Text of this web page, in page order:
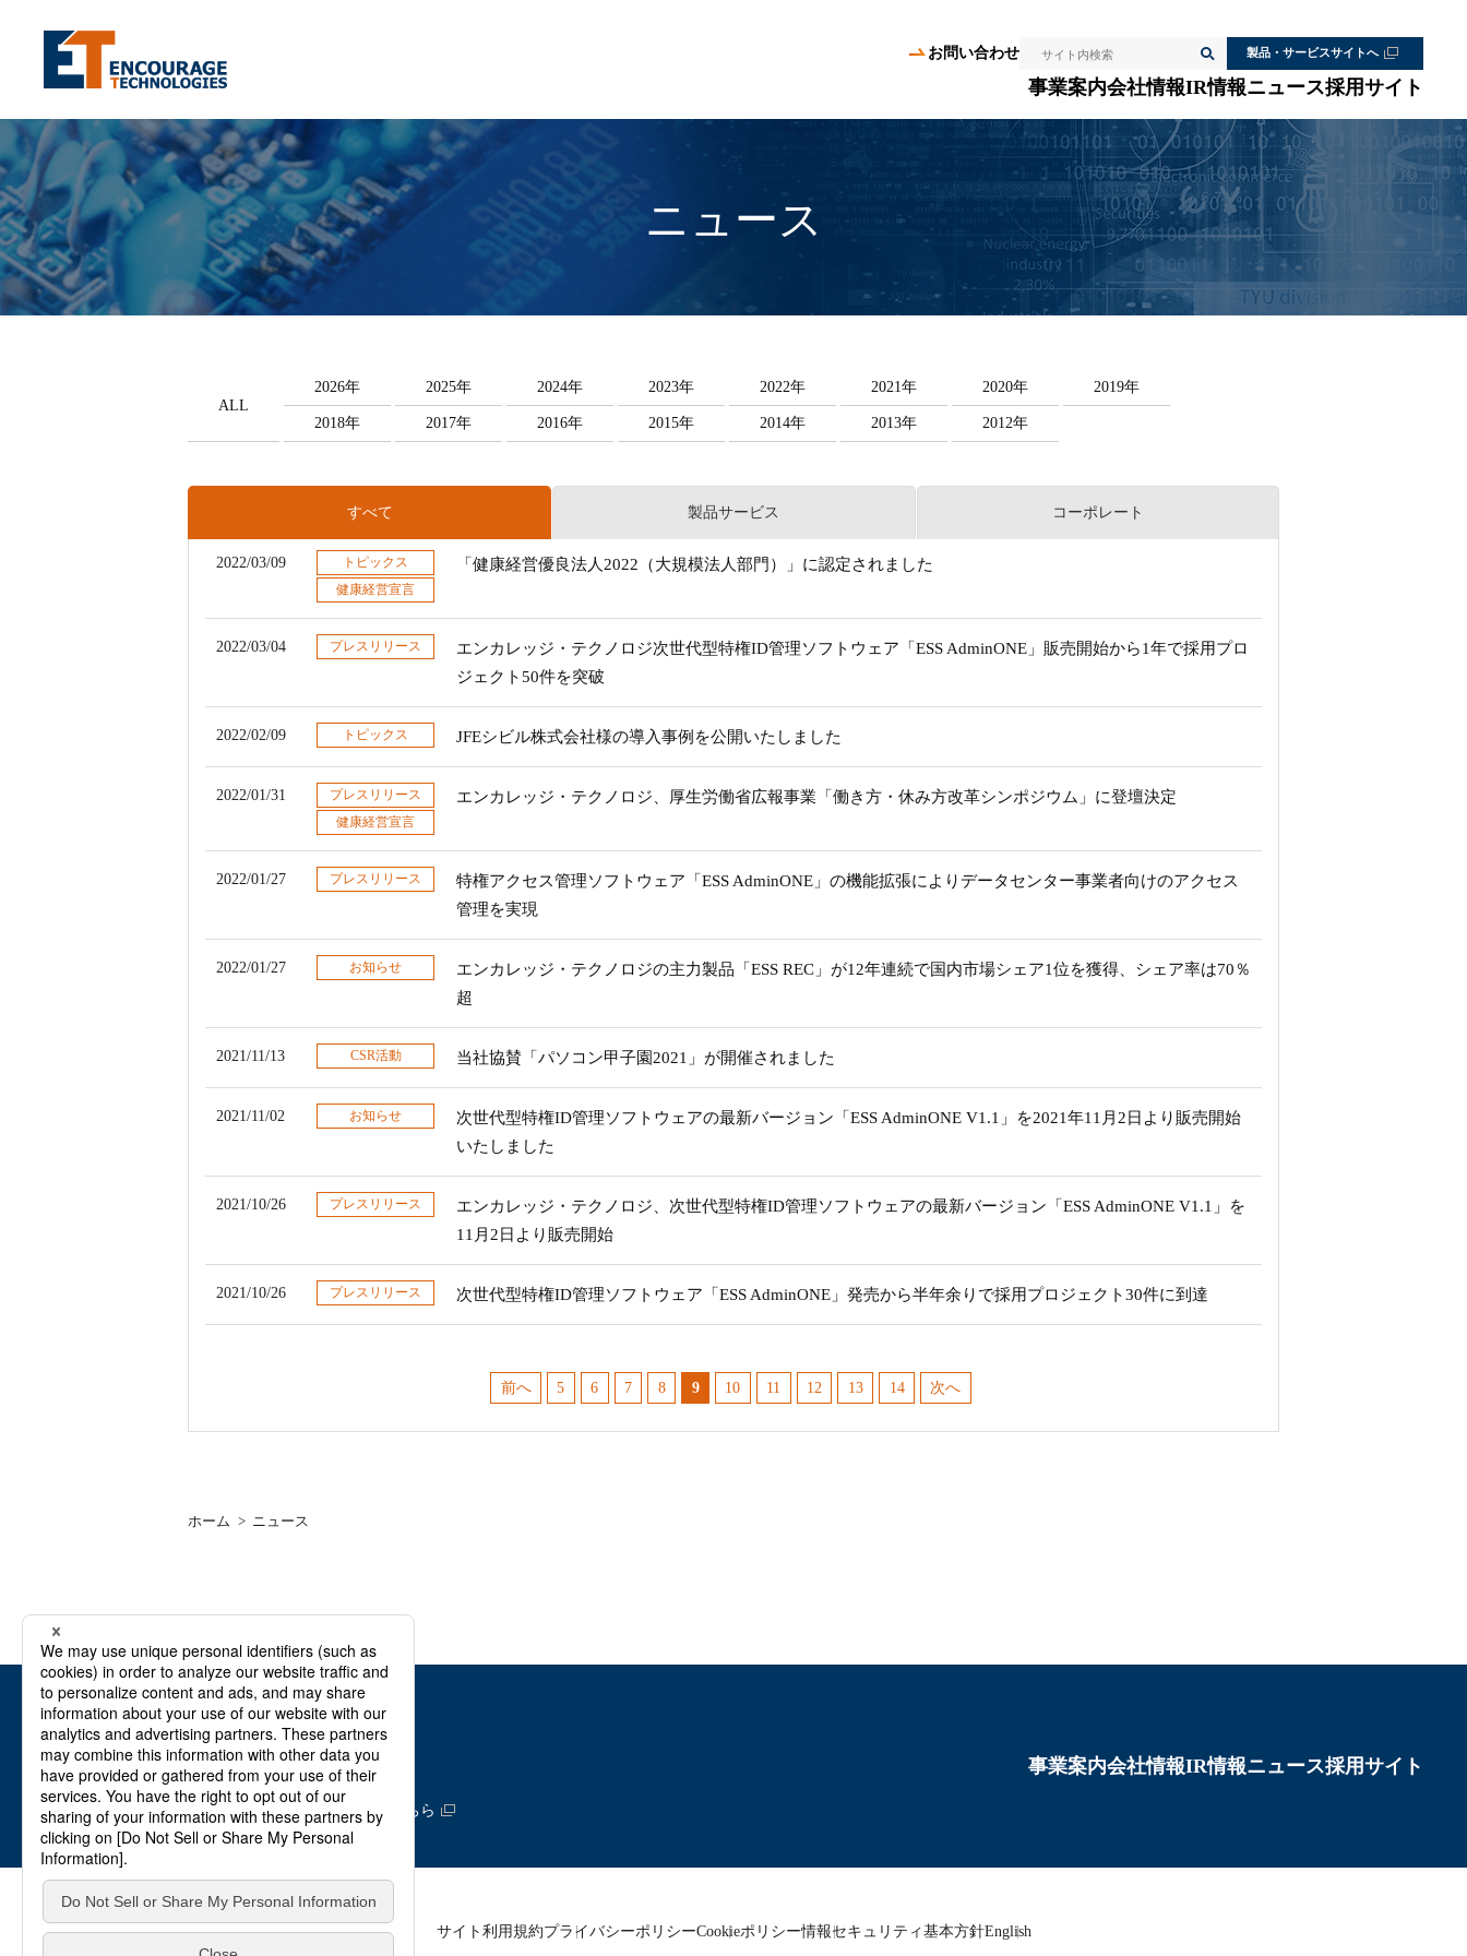
お問い合わせ サイト内検索
検索
製品・サービスサイトへ
事業案内会社情報IR情報ニュース採用サイト
ニュース
ALL
2026年 2025年 2024年 2023年 2022年 2021年 2020年 2019年
2018年 2017年 2016年 2015年 2014年 2013年 2012年
すべて 製品サービス コーポレート
2022/03/09
トピックス
健康経営宣言
「健康経営優良法人2022（大規模法人部門）」に認定されました
2022/03/04 プレスリリース
エンカレッジ・テクノロジ次世代型特権ID管理ソフトウェア「ESS AdminONE」販売開始から1年で採用プロ
ジェクト50件を突破
2022/02/09 トピックス JFEシビル株式会社様の導入事例を公開いたしました
2022/01/31
プレスリリース
健康経営宣言
エンカレッジ・テクノロジ、厚生労働省広報事業「働き方・休み方改革シンポジウム」に登壇決定
2022/01/27 プレスリリース
特権アクセス管理ソフトウェア「ESS AdminONE」の機能拡張によりデータセンター事業者向けのアクセス
管理を実現
2022/01/27 お知らせ
エンカレッジ・テクノロジの主力製品「ESS REC」が12年連続で国内市場シェア1位を獲得、シェア率は70％
超
2021/11/13 CSR活動 当社協賛「パソコン甲子園2021」が開催されました
2021/11/02 お知らせ
次世代型特権ID管理ソフトウェアの最新バージョン「ESS AdminONE V1.1」を2021年11月2日より販売開始
いたしました
2021/10/26 プレスリリース
エンカレッジ・テクノロジ、次世代型特権ID管理ソフトウェアの最新バージョン「ESS AdminONE V1.1」を
11月2日より販売開始
2021/10/26 プレスリリース 次世代型特権ID管理ソフトウェア「ESS AdminONE」発売から半年余りで採用プロジェクト30件に到達
前へ 5 6 7 8 9 10 11 12 13 14 次へ
ホーム > ニュース
製品・サービスサイトはこちら 情報サイトはこちら
事業案内会社情報IR情報ニュース採用サイト
サイト利用規約プライバシーポリシーCookieポリシー情報セキュリティ基本方針English